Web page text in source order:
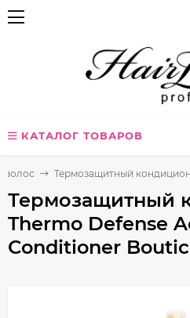
КАТАЛОГ ТОВАРОВ
волос Термозащитный
Термозащитный
Thermo Defense
Сonditioner